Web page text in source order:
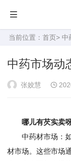
当前位置： 首页> 中
中药市场动
张姣慧
哪儿有芡实卖
中药材市场：如
材市场。这些市场